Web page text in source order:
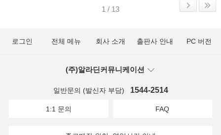
1 / 13
로그인 전체 메뉴 회사 소개 출판사 안내 PC 버전
(주)알라딘커뮤니케이션
일반문의 (발신자 부담) 1544-2514
1:1 문의 FAQ